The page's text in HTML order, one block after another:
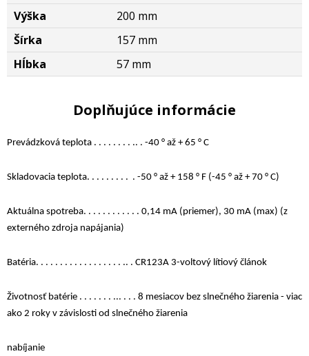
Výška
200 mm
Šírka
157 mm
Hĺbka
57 mm
Doplňujúce informácie
Prevádzková teplota . . . . . . . . .. . -40 ° až + 65 ° C
Skladovacia teplota. . . . . . . . . . -50 ° až + 158 ° F (-45 ° až + 70 ° C)
Aktuálna spotreba. . . . . . . . . . . . 0,14 mA (priemer), 30 mA (max) (z
externého zdroja napájania)
Batéria. . . . . . . . . . . . . . . . . . .. . CR123A 3-voltový lítiový článok
Životnosť batérie . . . . . . . ... . . . 8 mesiacov bez slnečného žiarenia - viac
ako 2 roky v závislosti od slnečného žiarenia
nabíjanie